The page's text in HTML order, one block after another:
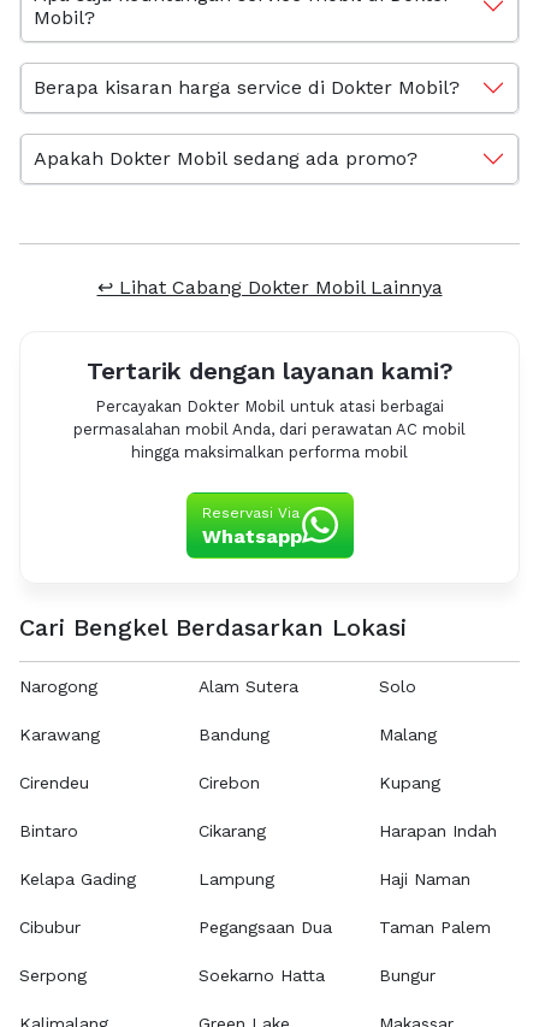
Mobil?
Berapa kisaran harga service di Dokter Mobil?
Apakah Dokter Mobil sedang ada promo?
↩ Lihat Cabang Dokter Mobil Lainnya
Tertarik dengan layanan kami?
Percayakan Dokter Mobil untuk atasi berbagai
permasalahan mobil Anda, dari perawatan AC mobil
hingga maksimalkan performa mobil
Reservasi Via
Whatsapp
Cari Bengkel Berdasarkan Lokasi
Narogong
Karawang
Cirendeu
Bintaro
Kelapa Gading
Cibubur
Serpong
Kalimalang
Alam Sutera
Bandung
Cirebon
Cikarang
Lampung
Pegangsaan Dua
Soekarno Hatta
Green Lake
Solo
Malang
Kupang
Harapan Indah
Haji Naman
Taman Palem
Bungur
Makassar